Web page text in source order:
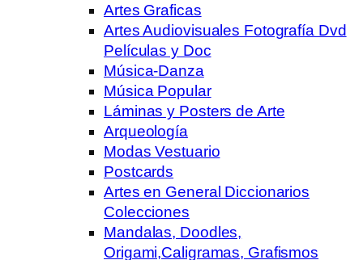
Artes Graficas
Artes Audiovisuales Fotografía Dvd
Películas y Doc
Música-Danza
Música Popular
Láminas y Posters de Arte
Arqueología
Modas Vestuario
Postcards
Artes en General Diccionarios
Colecciones
Mandalas, Doodles,
Origami,Caligramas, Grafismos